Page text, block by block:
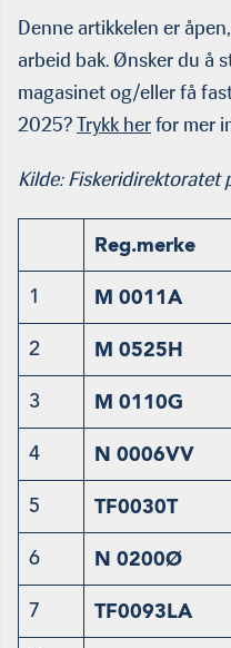
Denne artikkelen er
arbeid bak. Ønsker du å
magasinet og/eller få
2025?Trykk herfor mer
Kilde: Fiskeridirektoratet
Reg.merke
1 M 0011A
2 M 0525H
3 M 0110G
4 N 0006VV
5 TF0030T
6 N 0200Ø
7 TF0093LA